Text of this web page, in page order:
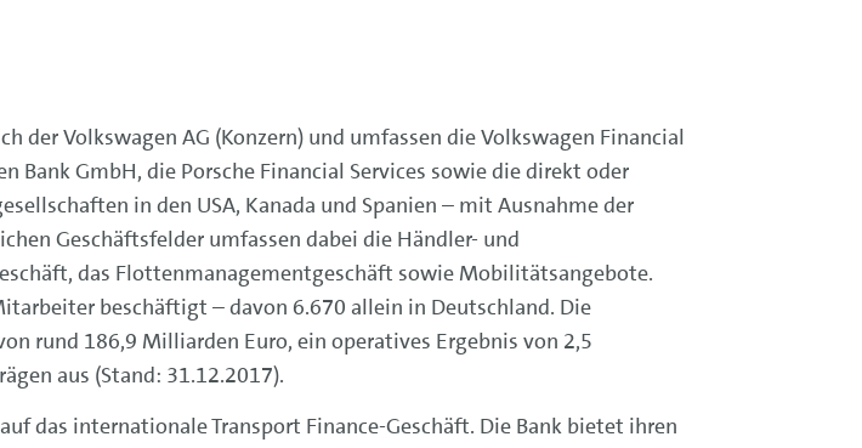
der Volkswagen AG (Konzern) und umfassen die Volkswagen Financial
GmbH, die Porsche Financial Services sowie die direkt oder
in den USA, Kanada und Spanien – mit Ausnahme der
Geschäftsfelder umfassen dabei die Händler- und
das Flottenmanagementgeschäft sowie Mobilitätsangebote.
beschäftigt – davon 6.670 allein in Deutschland. Die
rund 186,9 Milliarden Euro, ein operatives Ergebnis von 2,5
aus (Stand: 31.12.2017).
das internationale Transport Finance-Geschäft. Die Bank bietet ihren